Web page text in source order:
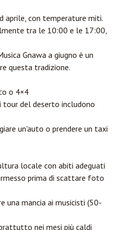
aprile, con temperature miti.
tra le 10:00 e le 17:00,
Gnawa a giugno è un
questa tradizione.
o 4×4
del deserto includono
un'auto o prendere un taxi
locale con abiti adeguati
prima di scattare foto
una mancia ai musicisti (50-
nei mesi più caldi